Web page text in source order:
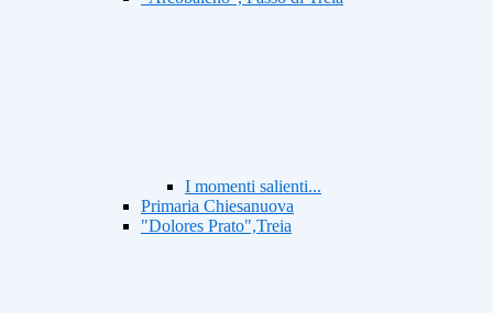
I momenti salienti...
Primaria Chiesanuova
"Dolores Prato",Treia